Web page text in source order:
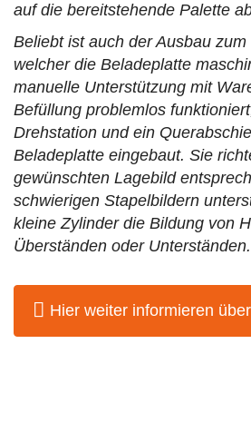
auf die bereitstehende Palette
Beliebt ist auch der Ausbau zum
welcher die Beladeplatte
manuelle Unterstützung mit
Befüllung problemlos
Drehstation und ein
Beladeplatte eingebaut. Sie
gewünschten Lagebild
schwierigen Stapelbildern
kleine Zylinder die Bildung von
Überständen oder
Hier weiter informieren